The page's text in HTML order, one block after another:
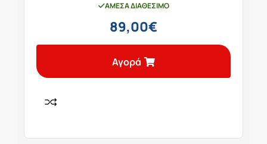
ΆΜΕΣΑ ΔΙΑΘΈΣΙΜΟ
89,00€
Αγορά